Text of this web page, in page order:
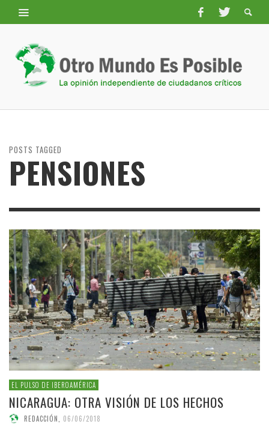
POSTS TAGGED
PENSIONES
EL PULSO DE IBEROAMÉRICA
NICARAGUA: OTRA VISIÓN DE LOS HECHOS
REDACCIÓN 06/06/2018